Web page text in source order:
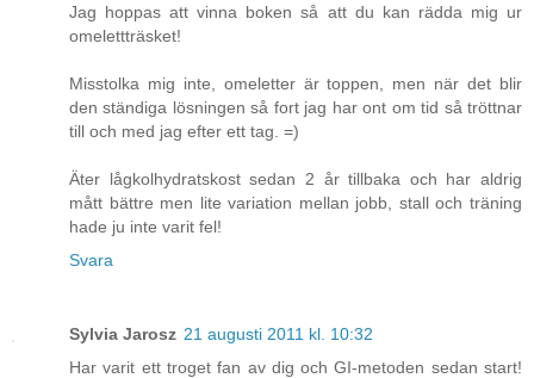
Jag hoppas att vinna boken så att du kan rädda mig ur
omelettträsket!
Misstolka mig inte, omeletter är toppen, men när det blir
den ständiga lösningen så fort jag har ont om tid så tröttnar
till och med jag efter ett tag. =)
Äter lågkolhydratskost sedan 2 år tillbaka och har aldrig
mått bättre men lite variation mellan jobb, stall och träning
hade ju inte varit fel!
Svara
Sylvia Jarosz 21 augusti 2011 kl. 10:32
Har varit ett troget fan av dig och GI-metoden sedan start!